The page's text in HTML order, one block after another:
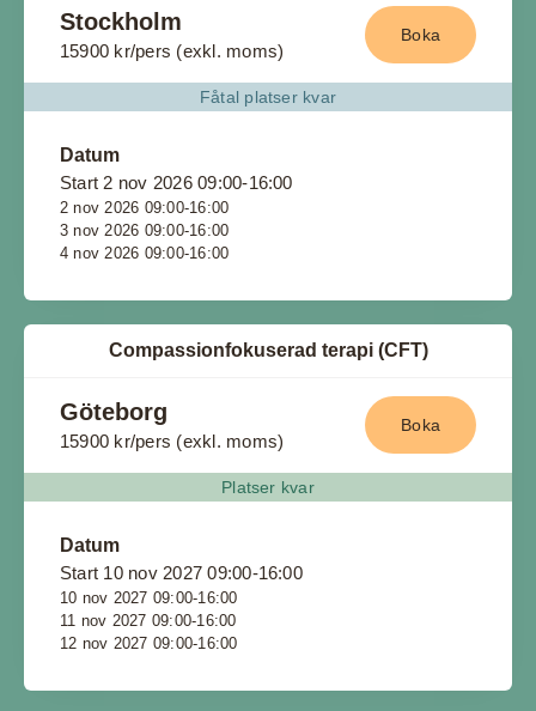
Stockholm
15900 kr/pers (exkl. moms)
Boka
Fåtal platser kvar
Datum
Start 2 nov 2026 09:00-16:00
2 nov 2026 09:00-16:00
3 nov 2026 09:00-16:00
4 nov 2026 09:00-16:00
Compassionfokuserad terapi (CFT)
Göteborg
15900 kr/pers (exkl. moms)
Boka
Platser kvar
Datum
Start 10 nov 2027 09:00-16:00
10 nov 2027 09:00-16:00
11 nov 2027 09:00-16:00
12 nov 2027 09:00-16:00